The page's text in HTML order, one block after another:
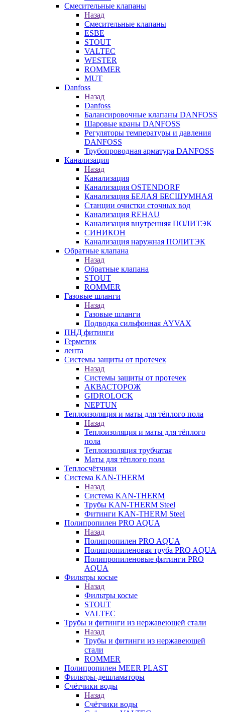
Смесительные клапаны
Назад
Смесительные клапаны
ESBE
STOUT
VALTEC
WESTER
ROMMER
MUT
Danfoss
Назад
Danfoss
Балансировочные клапаны DANFOSS
Шаровые краны DANFOSS
Регуляторы температуры и давления
DANFOSS
Трубопроводная арматура DANFOSS
Канализация
Назад
Канализация
Канализация OSTENDORF
Канализация БЕЛАЯ БЕСШУМНАЯ
Станции очистки сточных вод
Канализация REHAU
Канализация внутренняя ПОЛИТЭК
СИНИКОН
Канализация наружная ПОЛИТЭК
Обратные клапана
Назад
Обратные клапана
STOUT
ROMMER
Газовые шланги
Назад
Газовые шланги
Подводка сильфонная AYVAX
ПНД фитинги
Герметик
лента
Системы защиты от протечек
Назад
Системы защиты от протечек
АКВАСТОРОЖ
GIDROLOCK
NEPTUN
Теплоизоляция и маты для тёплого пола
Назад
Теплоизоляция и маты для тёплого
пола
Теплоизоляция трубчатая
Маты для тёплого пола
Теплосчётчики
Система KAN-THERM
Назад
Система KAN-THERM
Трубы KAN-THERM Steel
Фитинги KAN-THERM Steel
Полипропилен PRO AQUA
Назад
Полипропилен PRO AQUA
Полипропиленовая труба PRO AQUA
Полипропиленовые фитинги PRO
AQUA
Фильтры косые
Назад
Фильтры косые
STOUT
VALTEC
Трубы и фитинги из нержавеющей стали
Назад
Трубы и фитинги из нержавеющей
стали
ROMMER
Полипропилен MEER PLAST
Фильтры-дешламаторы
Счётчики воды
Назад
Счётчики воды